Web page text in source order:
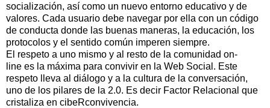
socialización, así como un nuevo entorno educativo y de
valores. Cada usuario debe navegar por ella con un código
de conducta donde las buenas maneras, la educación, los
protocolos y el sentido común imperen siempre.
El respeto a uno mismo y al resto de la comunidad on-
line es la máxima para convivir en la Web Social. Este
respeto lleva al diálogo y a la cultura de la conversación,
uno de los pilares de la 2.0. Es decir Factor Relacional que
cristaliza en cibeRconvivencia.